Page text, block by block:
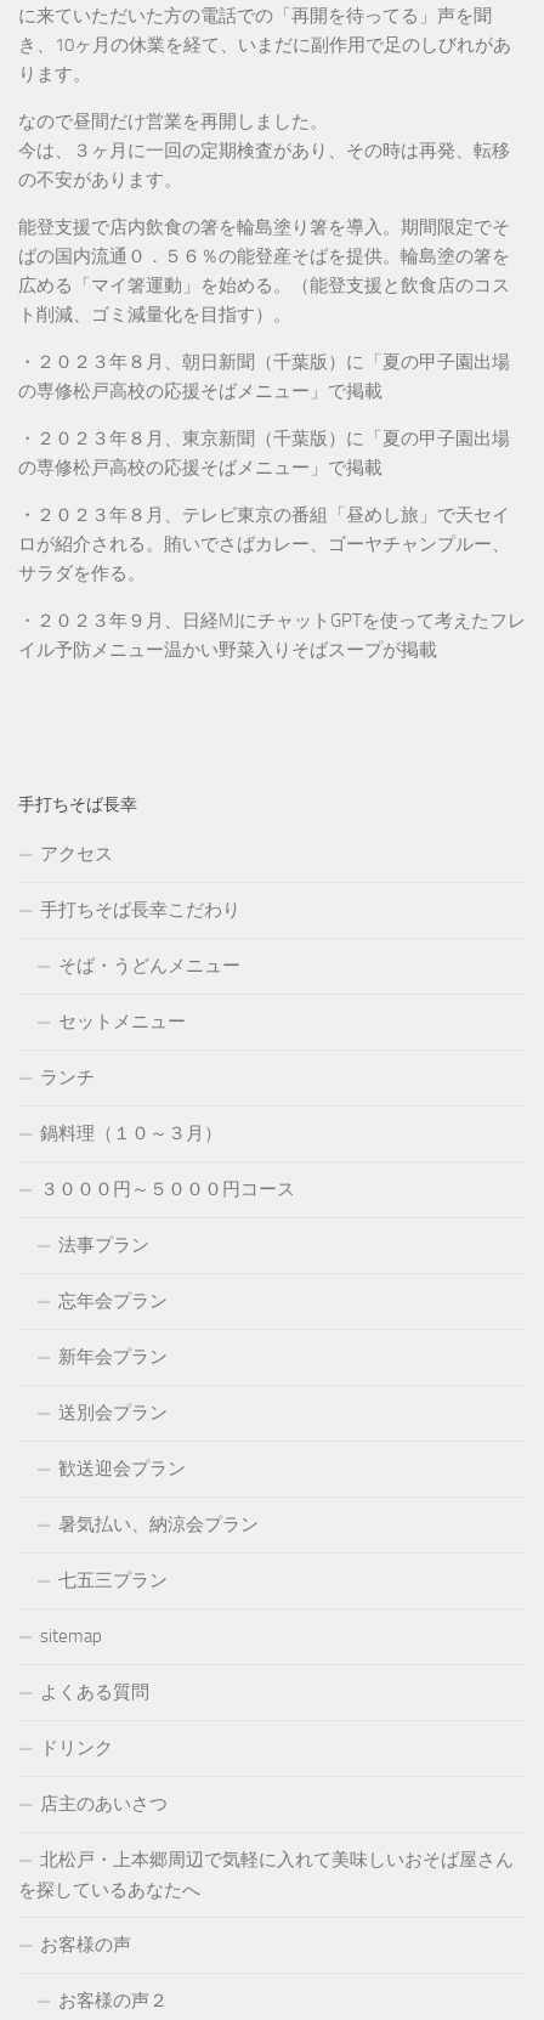
に来ていただいた方の電話での「再開を待ってる」声を聞
き、10ヶ月の休業を経て、いまだに副作用で足のしびれがあ
ります。
なので昼間だけ営業を再開しました。
今は、３ヶ月に一回の定期検査があり、その時は再発、転移
の不安があります。
能登支援で店内飲食の箸を輪島塗り箸を導入。期間限定でそ
ばの国内流通０．５６％の能登産そばを提供。輪島塗の箸を
広める「マイ箸運動」を始める。（能登支援と飲食店のコス
ト削減、ゴミ減量化を目指す）。
・２０２３年８月、朝日新聞（千葉版）に「夏の甲子園出場
の専修松戸高校の応援そばメニュー」で掲載
・２０２３年８月、東京新聞（千葉版）に「夏の甲子園出場
の専修松戸高校の応援そばメニュー」で掲載
・２０２３年８月、テレビ東京の番組「昼めし旅」で天セイ
ロが紹介される。賄いでさばカレー、ゴーヤチャンプルー、
サラダを作る。
・２０２３年９月、日経MJにチャットGPTを使って考えたフレ
イル予防メニュー温かい野菜入りそばスープが掲載
手打ちそば長幸
アクセス
手打ちそば長幸こだわり
そば・うどんメニュー
セットメニュー
ランチ
鍋料理（１０～３月）
３０００円～５０００円コース
法事プラン
忘年会プラン
新年会プラン
送別会プラン
歓送迎会プラン
暑気払い、納涼会プラン
七五三プラン
sitemap
よくある質問
ドリンク
店主のあいさつ
北松戸・上本郷周辺で気軽に入れて美味しいおそば屋さん
を探しているあなたへ
お客様の声
お客様の声２